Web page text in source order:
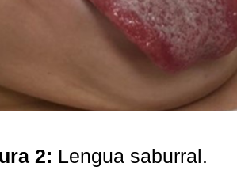
2: Lengua saburral.